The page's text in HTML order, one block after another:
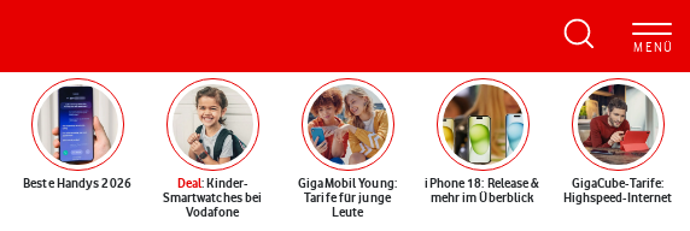
Beste Handys 2026 Deal: Kinder-
Smartwatches bei
Vodafone
GigaMobil Young:
Tarife für junge
Leute
iPhone 18: Release &
mehr im Überblick
GigaCube-Tarife:
Highspeed-Internet